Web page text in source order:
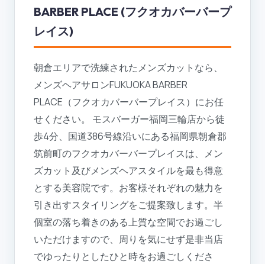
BARBER PLACE (フクオカバーバープ
レイス)
朝倉エリアで洗練されたメンズカットなら、
メンズヘアサロンFUKUOKA BARBER
PLACE（フクオカバーバープレイス）にお任
せください。 モスバーガー福岡三輪店から徒
歩4分、国道386号線沿いにある福岡県朝倉郡
筑前町のフクオカバーバープレイスは、メン
ズカット及びメンズヘアスタイルを最も得意
とする美容院です。お客様それぞれの魅力を
引き出すスタイリングをご提案致します。半
個室の落ち着きのある上質な空間でお過ごし
いただけますので、周りを気にせず是非当店
でゆったりとしたひと時をお過ごしくださ